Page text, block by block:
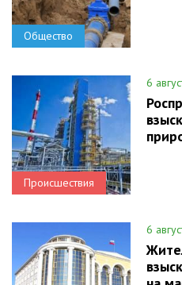
Общество
Происшествия
6
6